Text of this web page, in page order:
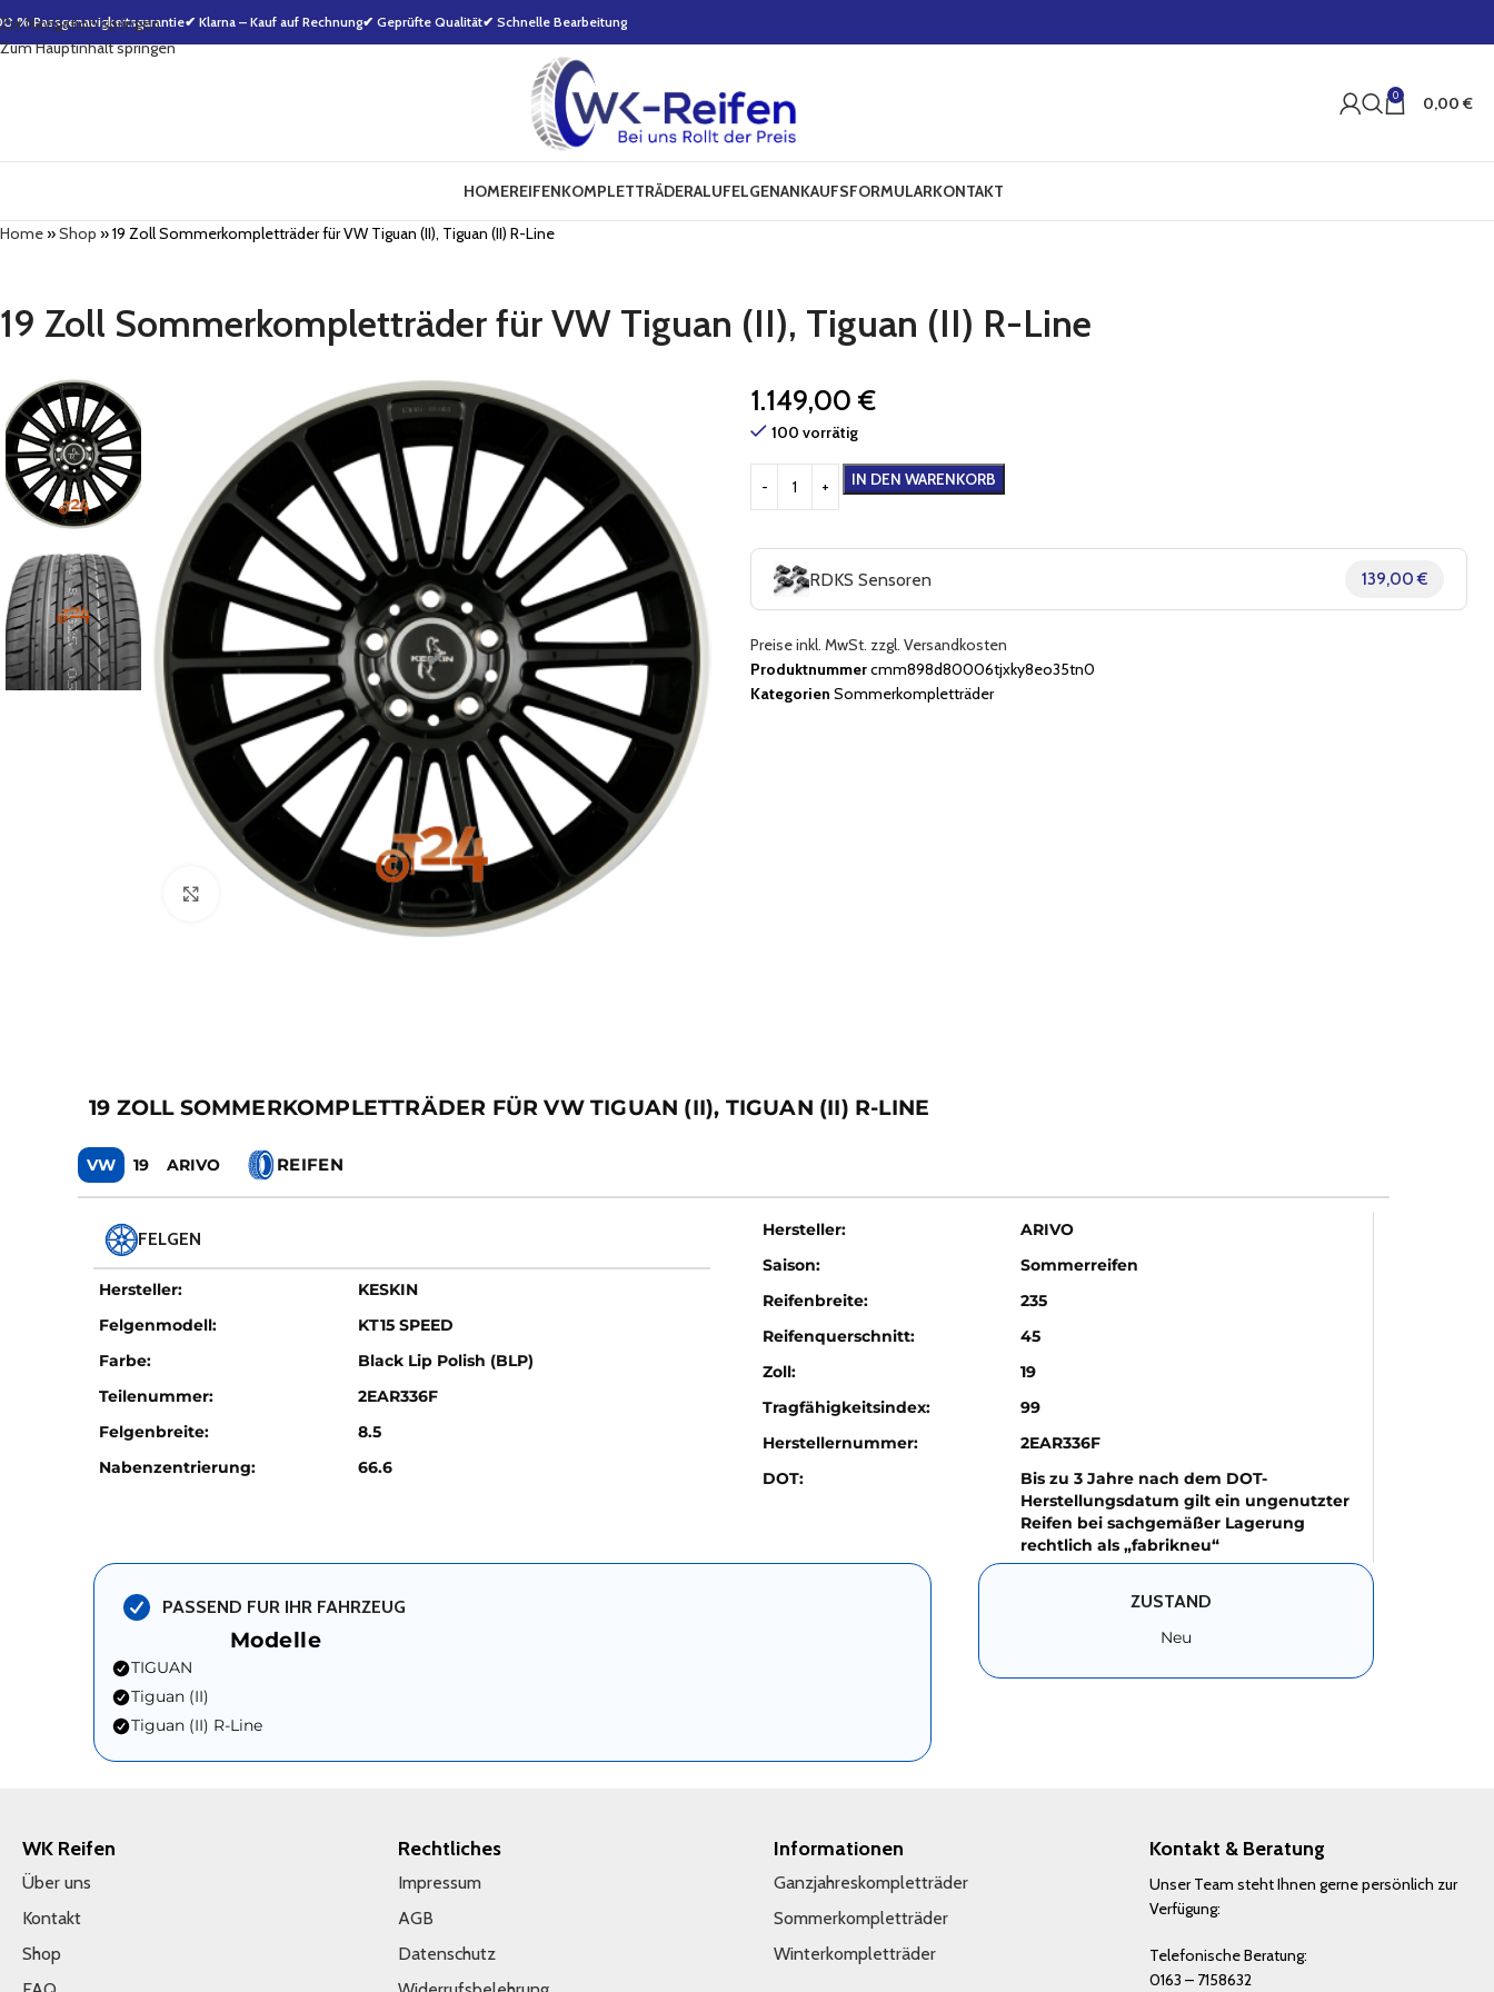
Zur Navigation springen
Zum Hauptinhalt springen
% Passgenauigkeitsgarantie✔ Klarna – Kauf auf Rechnung✔ Geprüfte Qualität✔ Schnelle Bearbeitung
0 0,00 €
HOMEREIFENKOMPLETTRÄDERALUFELGENANKAUFSFORMULARKONTAKT
Home»Shop »19 Zoll Sommerkompletträder für VW Tiguan (II), Tiguan (II) R-Line
19 Zoll Sommerkompletträder für VW Tiguan (II), Tiguan (II) R-Line
Zum Vergrößern klicken
1.149,00 €
100 vorrätig
IN DEN WARENKORB
RDKS Sensoren 139,00 €
Preise inkl. MwSt. zzgl. Versandkosten
Produktnummercmm898d80006tjxky8eo35tn0
Kategorien Sommerkompletträder
19 ZOLL SOMMERKOMPLETTRÄDER FÜR VW TIGUAN (II), TIGUAN (II) R-LINE
VW 19 ARIVO REIFEN
FELGEN
Hersteller:
KESKIN
Felgenmodell:
KT15 SPEED
Farbe:
Black Lip Polish (BLP)
Teilenummer:
2EAR336F
Felgenbreite:
8.5
Nabenzentrierung:
66.6
Hersteller:
ARIVO
Saison:
Sommerreifen
Reifenbreite:
235
Reifenquerschnitt:
45
Zoll:
19
Tragfähigkeitsindex:
99
Herstellernummer:
2EAR336F
DOT:
Bis zu 3 Jahre nach dem DOT-
Herstellungsdatum gilt ein ungenutzter
Reifen bei sachgemäßer Lagerung
rechtlich als „fabrikneu“
PASSEND FUR IHR FAHRZEUG
Modelle
TIGUAN
Tiguan (II)
Tiguan (II) R-Line
ZUSTAND
Neu
WK Reifen
Über uns
Kontakt
Shop
Rechtliches
Impressum
AGB
Datenschutz
Informationen
Ganzjahreskompletträder
Sommerkompletträder
Winterkompletträder
Kontakt & Beratung
Unser Team steht Ihnen gerne persönlich zur
Verfügung:
Telefonische Beratung:
0163 – 7158632